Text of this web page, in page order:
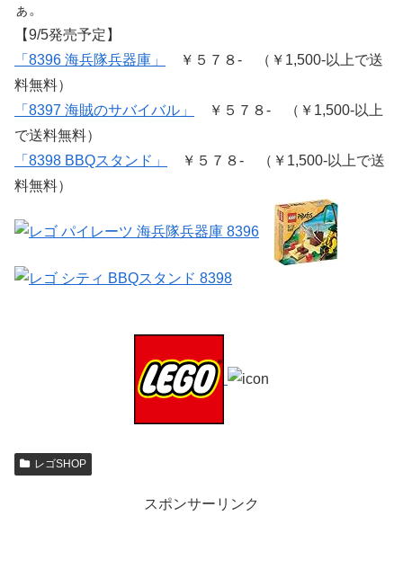
ぁ。
【9/5発売予定】
「8396 海兵隊兵器庫」
￥５７８- （￥1,500-以上で送
料無料）
「8397 海賊のサバイバル」
￥５７８- （￥1,500-以上
で送料無料）
「8398 BBQスタンド」
￥５７８- （￥1,500-以上で送
料無料）
レゴSHOP
スポンサーリンク